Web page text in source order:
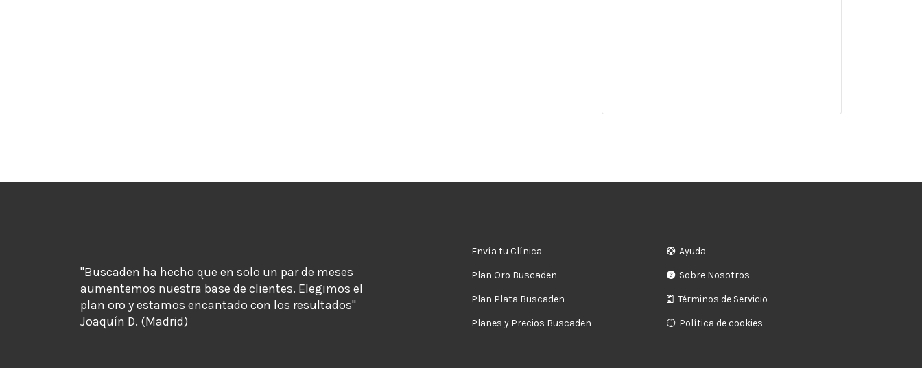
"Buscaden ha hecho que en solo un par de meses
aumentemos nuestra base de clientes. Elegimos el
plan oro y estamos encantado con los resultados"
Joaquín D. (Madrid)
Envía tu Clínica
Plan Oro Buscaden
Plan Plata Buscaden
Planes y Precios Buscaden
Ayuda
Sobre Nosotros
Términos de Servicio
Política de cookies